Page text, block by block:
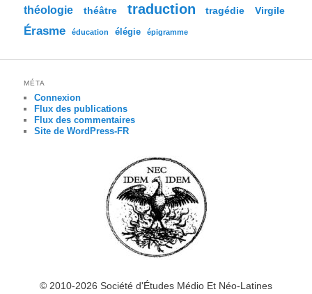
théologie théâtre traduction tragédie Virgile
Érasme éducation élégie épigramme
MÉTA
Connexion
Flux des publications
Flux des commentaires
Site de WordPress-FR
© 2010-2026 Société d'Études Médio Et Néo-Latines